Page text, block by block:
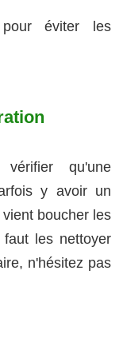
éviter les
qu'une
y avoir un
boucher les
les nettoyer
n'hésitez pas